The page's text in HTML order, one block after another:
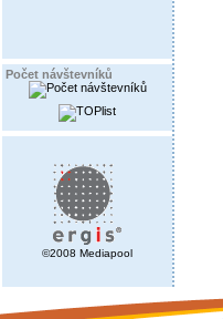
Počet návštevníků
©2008 Mediapool